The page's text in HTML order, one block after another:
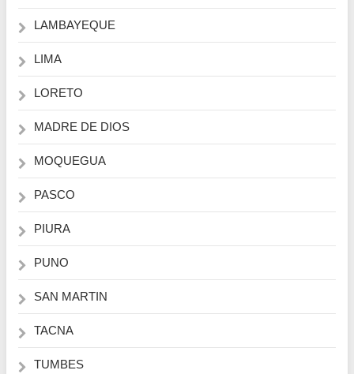
LAMBAYEQUE
LIMA
LORETO
MADRE DE DIOS
MOQUEGUA
PASCO
PIURA
PUNO
SAN MARTIN
TACNA
TUMBES